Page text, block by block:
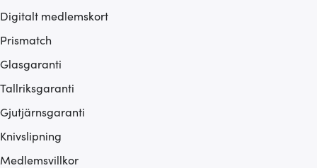
Digitalt medlemskort
Prismatch
Glasgaranti
Tallriksgaranti
Gjutjärnsgaranti
Knivslipning
Medlemsvillkor